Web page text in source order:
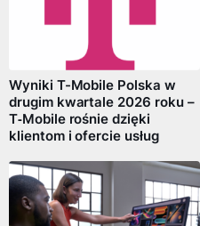
Wyniki T-Mobile Polska w
drugim kwartale 2026 roku –
T‑Mobile rośnie dzięki
klientom i ofercie usług